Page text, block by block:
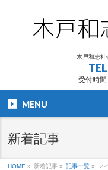
木戸和志社
TEL
受付時
MENU
新着記事
HOME » 新着記事 » 記事一覧 » マ